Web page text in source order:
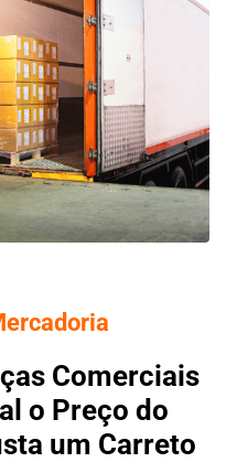
Comerciais
o Preço do
um Carreto